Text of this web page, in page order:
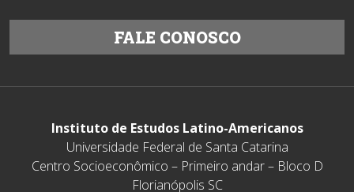
FALE CONOSCO
Instituto de Estudos Latino-Americanos
Universidade Federal de Santa Catarina
Centro Socioeconômico – Primeiro andar – Bloco D
Florianópolis SC